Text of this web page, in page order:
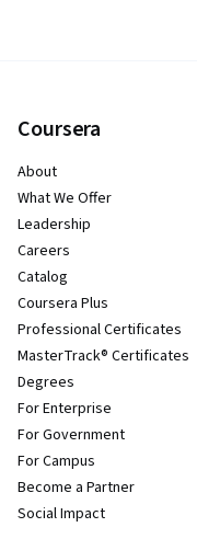
Coursera
About
What We Offer
Leadership
Careers
Catalog
Coursera Plus
Professional Certificates
MasterTrack® Certificates
Degrees
For Enterprise
For Government
For Campus
Become a Partner
Social Impact